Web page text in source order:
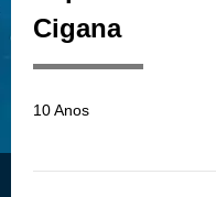
Cigana
10 Anos